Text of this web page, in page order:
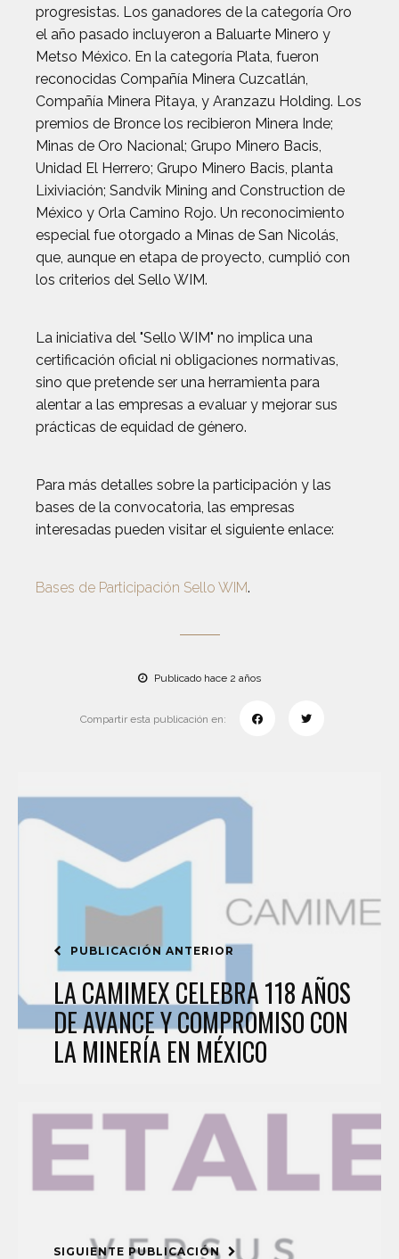
progresistas. Los ganadores de la categoría Oro
el año pasado incluyeron a Baluarte Minero y
Metso México. En la categoría Plata, fueron
reconocidas Compañía Minera Cuzcatlán,
Compañía Minera Pitaya, y Aranzazu Holding. Los
premios de Bronce los recibieron Minera Inde;
Minas de Oro Nacional; Grupo Minero Bacis,
Unidad El Herrero; Grupo Minero Bacis, planta
Lixiviación; Sandvik Mining and Construction de
México y Orla Camino Rojo. Un reconocimiento
especial fue otorgado a Minas de San Nicolás,
que, aunque en etapa de proyecto, cumplió con
los criterios del Sello WIM.
La iniciativa del "Sello WIM" no implica una
certificación oficial ni obligaciones normativas,
sino que pretende ser una herramienta para
alentar a las empresas a evaluar y mejorar sus
prácticas de equidad de género.
Para más detalles sobre la participación y las
bases de la convocatoria, las empresas
interesadas pueden visitar el siguiente enlace:
Bases de Participación Sello WIM.
Publicado hace 2 años
Compartir esta publicación en:
PUBLICACIÓN ANTERIOR
LA CAMIMEX CELEBRA 118 AÑOS
DE AVANCE Y COMPROMISO CON
LA MINERÍA EN MÉXICO
SIGUIENTE PUBLICACIÓN